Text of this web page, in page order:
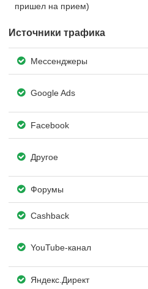
пришел на прием)
Источники трафика
Мессенджеры
Google Ads
Facebook
Другое
Форумы
Cashback
YouTube-канал
Яндекс.Директ